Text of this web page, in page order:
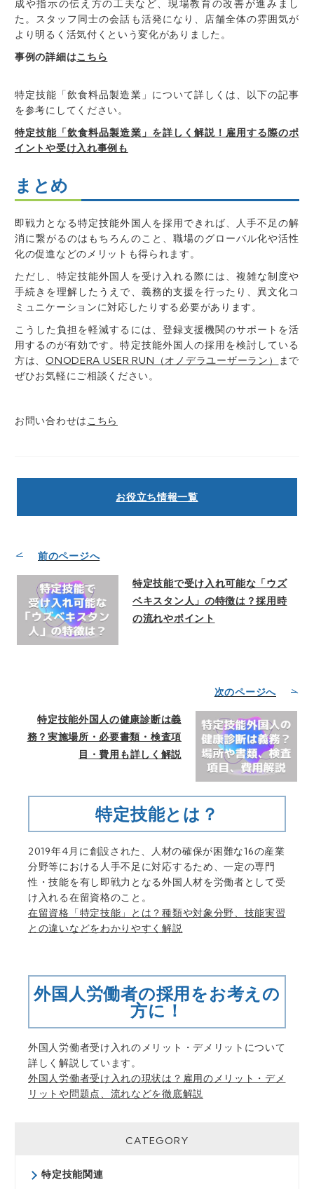
成や指示の伝え方の工夫など、現場教育の改善が進みまし
た。スタッフ同士の会話も活発になり、店舗全体の雰囲気が
より明るく活気付くという変化がありました。
事例の詳細はこちら
特定技能「飲食料品製造業」について詳しくは、以下の記事
を参考にしてください。
特定技能「飲食料品製造業」を詳しく解説！雇用する際のポ
イントや受け入れ事例も
まとめ
即戦力となる特定技能外国人を採用できれば、人手不足の解
消に繋がるのはもちろんのこと、職場のグローバル化や活性
化の促進などのメリットも得られます。
ただし、特定技能外国人を受け入れる際には、複雑な制度や
手続きを理解したうえで、義務的支援を行ったり、異文化コ
ミュニケーションに対応したりする必要があります。
こうした負担を軽減するには、登録支援機関のサポートを活
用するのが有効です。特定技能外国人の採用を検討している
方は、ONODERA USER RUN（オノデラユーザーラン）
まで
ぜひお気軽にご相談ください。
お問い合わせはこちら
お役立ち情報一覧
前のページへ
特定技能で受け入れ可能な「ウズ
ベキスタン人」の特徴は？採用時
の流れやポイント
次のページへ
特定技能外国人の健康診断は義
務？実施場所・必要書類・検査項
目・費用も詳しく解説
特定技能とは？
2019年4月に創設された、人材の確保が困難な16の産業
分野等における人手不足に対応するため、一定の専門
性・技能を有し即戦力となる外国人材を労働者として受
け入れる在留資格のこと。
在留資格「特定技能」とは？種類や対象分野、技能実習
との違いなどをわかりやすく解説
外国人労働者の採用をお考えの
方に！
外国人労働者受け入れのメリット・デメリットについて
詳しく解説しています。
外国人労働者受け入れの現状は？雇用のメリット・デメ
リットや問題点、流れなどを徹底解説
CATEGORY
特定技能関連